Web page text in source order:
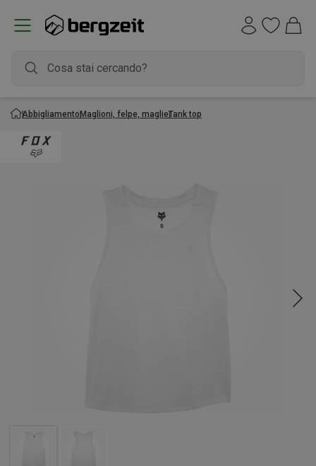
AbbigliamentoMaglioni, felpe, maglieTank top